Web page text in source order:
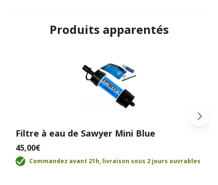
Produits apparentés
Filtre à eau de Sawyer Mini Blue
45,00€
Commandez avant 21h, livraison sous 2 jours ouvrables